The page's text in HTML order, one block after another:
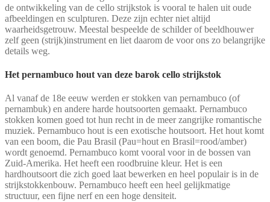
de ontwikkeling van de cello strijkstok is vooral te halen uit oude
afbeeldingen en sculpturen. Deze zijn echter niet altijd
waarheidsgetrouw. Meestal bespeelde de schilder of beeldhouwer
zelf geen (strijk)instrument en liet daarom de voor ons zo belangrijke
details weg.
Het pernambuco hout van deze barok cello strijkstok
Al vanaf de 18e eeuw werden er stokken van pernambuco (of
pernambuk) en andere harde houtsoorten gemaakt. Pernambuco
stokken komen goed tot hun recht in de meer zangrijke romantische
muziek. Pernambuco hout is een exotische houtsoort. Het hout komt
van een boom, die Pau Brasil (Pau=hout en Brasil=rood/amber)
wordt genoemd. Pernambuco komt vooral voor in de bossen van
Zuid-Amerika. Het heeft een roodbruine kleur. Het is een
hardhoutsoort die zich goed laat bewerken en heel populair is in de
strijkstokkenbouw. Pernambuco heeft een heel gelijkmatige
structuur, een fijne nerf en een hoge densiteit.